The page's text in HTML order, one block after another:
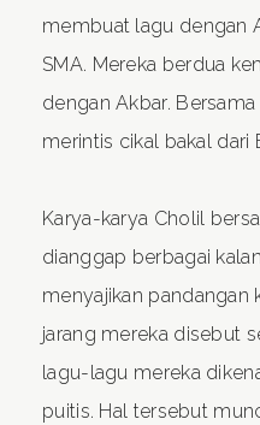
membuat lagu dengan
SMA. Mereka berdua
dengan Akbar.
merintis cikal bakal dari
Karya-karya Cholil
dianggap berbagai
menyajikan pandangan
jarang mereka disebut
lagu-lagu mereka
puitis. Hal tersebut